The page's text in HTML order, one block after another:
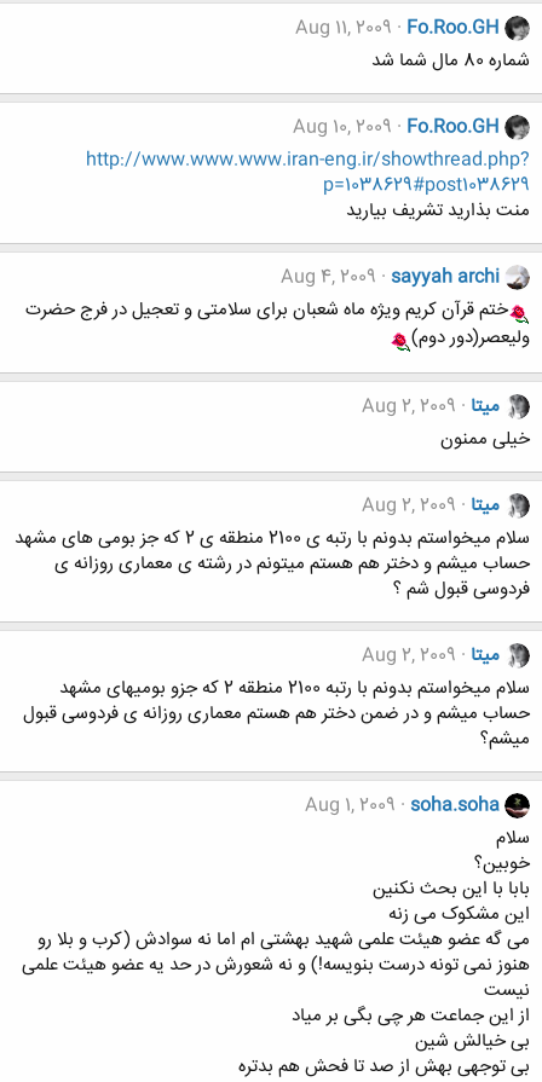
Fo.Roo.GH
Aug 11, 2009
شماره 80 مال شما شد
Fo.Roo.GH
Aug 10, 2009
http://www.www.www.iran-eng.ir/showthread.php?
p=1038629#post1038629
منت بذارید تشریف بیارید
sayyah archi
Aug 4, 2009
ختم قرآن کریم ویژه ماه شعبان برای سلامتی و تعجیل در فرج حضرت
ولیعصر(دور دوم)
میتا Aug 2, 2009
خیلی ممنون
میتا Aug 2, 2009
سلام میخواستم بدونم با رتبه ی 2100 منطقه ی 2 که جز بومی های مشهد
حساب میشم و دختر هم هستم میتونم در رشته ی معماری روزانه ی
فردوسی قبول شم ؟
میتا Aug 2, 2009
سلام میخواستم بدونم با رتبه 2100 منطقه 2 که جزو بومیهای مشهد
حساب میشم و در ضمن دختر هم هستم معماری روزانه ی فردوسی قبول
میشم؟
soha.soha
Aug 1, 2009
سلام
خوبین؟
بابا با این بحث نکنین
این مشکوک می زنه
می گه عضو هیئت علمی شهید بهشتی ام اما نه سوادش (کرب و بلا رو
هنوز نمی تونه درست بنویسه!) و نه شعورش در حد یه عضو هیئت علمی
نیست
از این جماعت هر چی بگی بر میاد
بی خیالش شین
بی توجهی بهش از صد تا فحش هم بدتره